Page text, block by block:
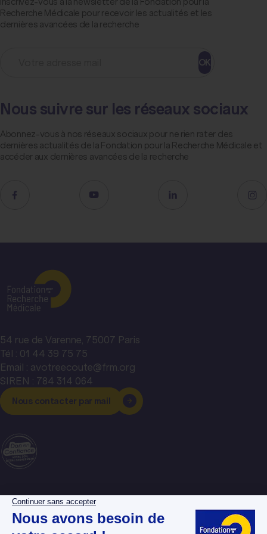
Recherche Médicale pour recevoir les actualités et les
dernières avancées de la recherche
OK
Nous suivre sur les réseaux sociaux
Abonnez-vous à nos réseaux sociaux pour ne rien rater des
dernières actualités de la Fondation pour la Recherche Médicale et
accéder aux dernières avancées de la recherche
54 rue de Varenne, 75007 Paris
Tél : 01 44 39 75 75
Email : avotreecoute@frm.org
SIREN : 784 314 064
Nous contacter par mail
La Fondation pour la
Recherche Médicale
Espace chercheurs